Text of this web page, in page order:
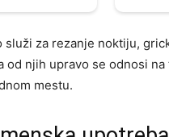
služi za rezanje noktiju,
od njih upravo se odnosi
mestu.